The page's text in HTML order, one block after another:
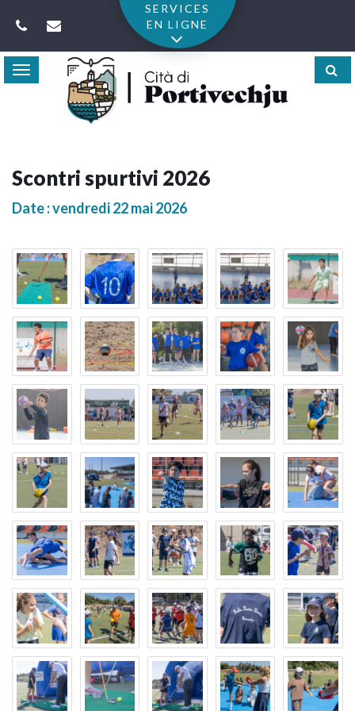
SERVICES
EN LIGNE
Toggle
navigation
Scontri spurtivi 2026
Date : vendredi 22 mai 2026